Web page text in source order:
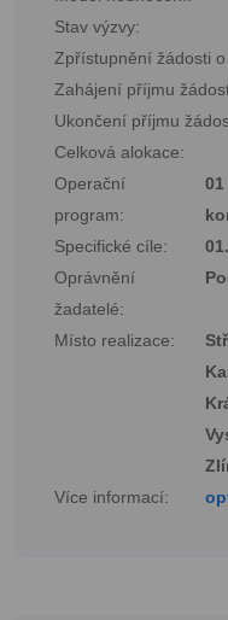
Stav výzvy:
Zpřístupnění žádosti
Zahájení příjmu
Ukončení příjmu
Celková alokace:
Operační
program:
Specifické cíle:
Oprávnění
žadatelé:
Místo realizace:
Více informací: